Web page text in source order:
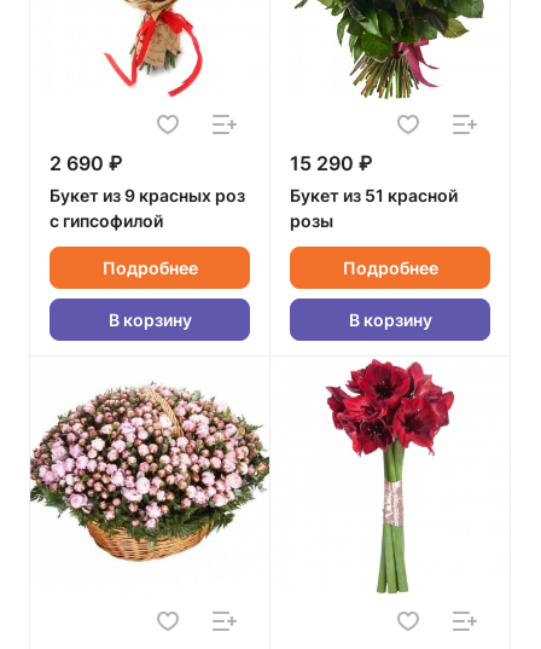
2 690 ₽
Букет из 9 красных роз
с гипсофилой
Подробнее
В корзину
15 290 ₽
Букет из 51 красной
розы
Подробнее
В корзину